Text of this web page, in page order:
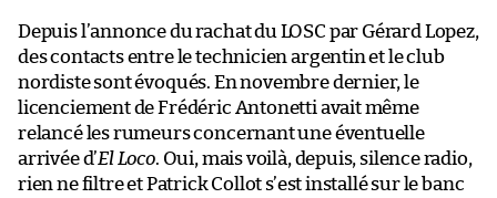
Depuis l’annonce du rachat du LOSC par Gérard Lopez,
des contacts entre le technicien argentin et le club
nordiste sont évoqués. En novembre dernier, le
licenciement de Frédéric Antonetti avait même
relancé les rumeurs concernant une éventuelle
arrivée d’El Loco. Oui, mais voilà, depuis, silence radio,
rien ne filtre et Patrick Collot s’est installé sur le banc